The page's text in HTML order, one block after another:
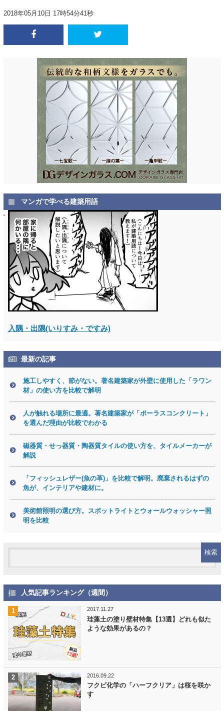
2018年05月10日 17時54分41秒
マンガで学べる建築用語
入隅・出隅(いりすみ・ですみ)
最新の記事
施工しやすく、節がない。著名建築家が外壁に使用した「ラワン
材」の使い方を比較で解明
人が触れる場所に最適。著名建築家が「ポーラスコンクリート」
を選んだ理由が比較でわかる
磁器質・せっ器質・陶器質タイルの使い方を、タイルメーカーが
解説
「フィッシュレザー(魚の革)」を比較で解明。廃棄されるはずの
魚が、インテリアや建材に。
美術館照明の選び方。スポットライトとウォールウォッシャー照
明を比較
人気記事ランキング（週間）
2017.11.27
珪藻土の塗り壁材特集【13選】どれも似た
ような効果があるの？
2016.09.22
フクビ化学の「ハーフクリア」は桜を咲か
す